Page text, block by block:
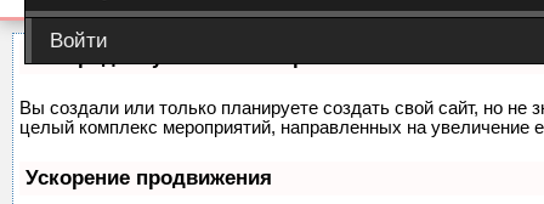
Войти
Вы создали или только планируете создать свой сайт, но не
целый комплекс мероприятий, направленных на увеличение
Ускорение продвижения